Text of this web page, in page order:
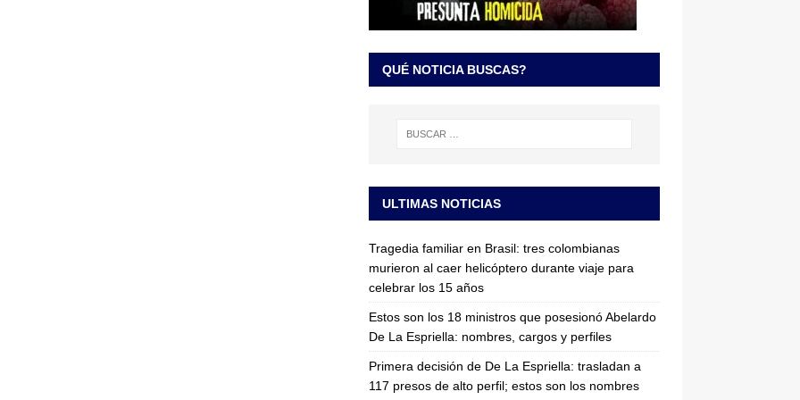
QUÉ NOTICIA BUSCAS?
ULTIMAS NOTICIAS
Tragedia familiar en Brasil: tres colombianas
murieron al caer helicóptero durante viaje para
celebrar los 15 años
Estos son los 18 ministros que posesionó Abelardo
De La Espriella: nombres, cargos y perfiles
Primera decisión de De La Espriella: trasladan a
117 presos de alto perfil; estos son los nombres